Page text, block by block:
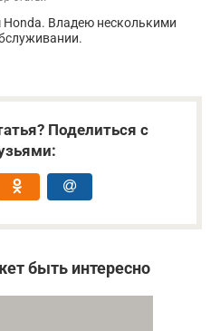
Владею несколькими
Поделиться с
быть интересно